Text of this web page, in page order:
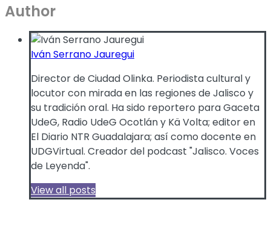
Author
Iván Serrano Jauregui
Director de Ciudad Olinka. Periodista cultural y
locutor con mirada en las regiones de Jalisco y
su tradición oral. Ha sido reportero para Gaceta
UdeG, Radio UdeG Ocotlán y Kä Volta; editor en
El Diario NTR Guadalajara; así como docente en
UDGVirtual. Creador del podcast "Jalisco. Voces
de Leyenda".
View all posts